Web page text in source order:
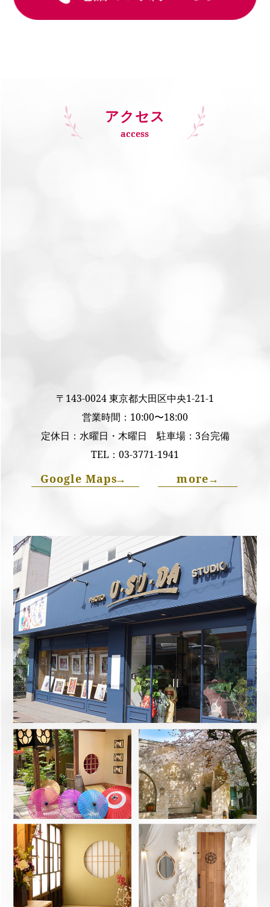
アクセス
access
〒143-0024 東京都大田区中央1-21-1
営業時間：10:00〜18:00
定休日：水曜日・木曜日 駐車場：3台完備
TEL： 03-3771-1941
Google Maps→ more→